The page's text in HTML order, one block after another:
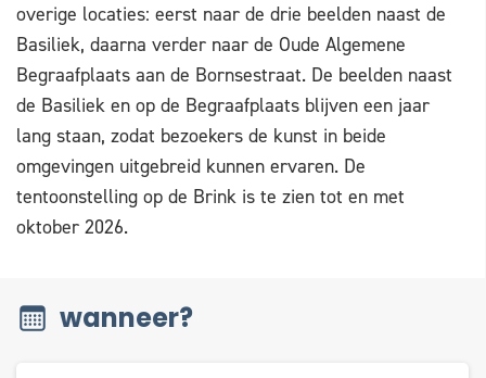
overige locaties: eerst naar de drie beelden naast de
Basiliek, daarna verder naar de Oude Algemene
Begraafplaats aan de Bornsestraat. De beelden naast
de Basiliek en op de Begraafplaats blijven een jaar
lang staan, zodat bezoekers de kunst in beide
omgevingen uitgebreid kunnen ervaren. De
tentoonstelling op de Brink is te zien tot en met
oktober 2026.
wanneer?